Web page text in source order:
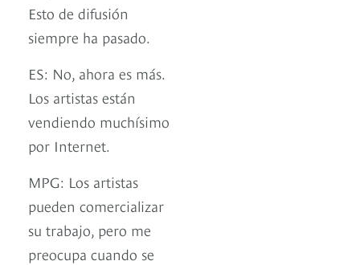
Esto de difusión
siempre ha pasado.
ES: No, ahora es más.
Los artistas están
vendiendo muchísimo
por Internet.
MPG: Los artistas
pueden comercializar
su trabajo, pero me
preocupa cuando se